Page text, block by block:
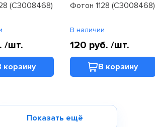
(C3008468)
/шт.
корзину
Фотон 1128 (C3008468)
В наличии
120 руб. /шт.
В корзину
Показать ещё